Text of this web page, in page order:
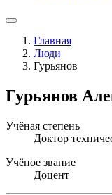
Главная
Люди
Гурьянов
Гурьянов
Учёная степень
Доктор
Учёное звание
Доцент